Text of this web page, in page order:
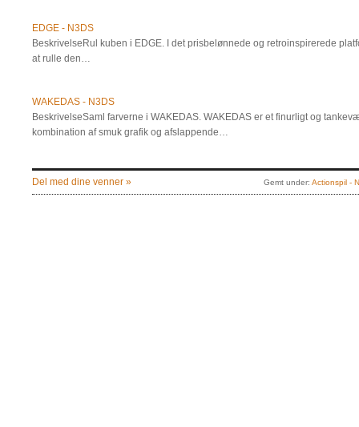
EDGE - N3DS
BeskrivelseRul kuben i EDGE. I det prisbelønnede og retroinspirerede
at rulle den…
WAKEDAS - N3DS
BeskrivelseSaml farverne i WAKEDAS. WAKEDAS er et finurligt og
kombination af smuk grafik og afslappende…
Del med dine venner » Gemt under: Actionspil -